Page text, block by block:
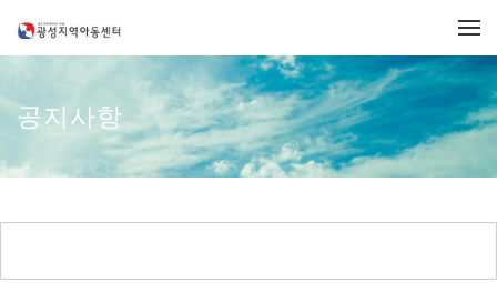
공지사항